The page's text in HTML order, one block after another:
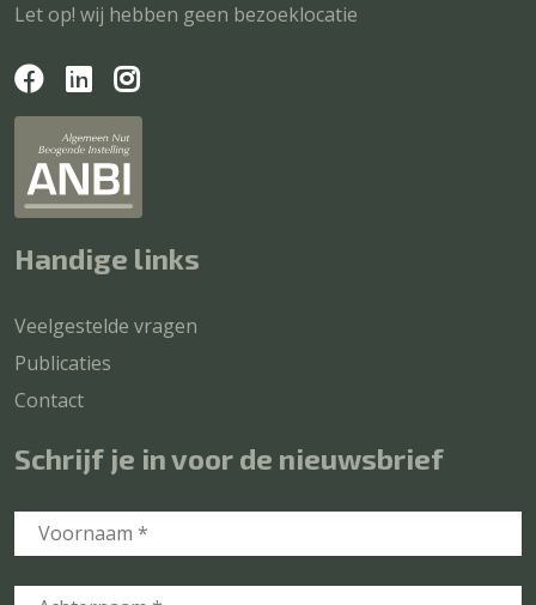
Let op! wij hebben geen bezoeklocatie
Handige links
Veelgestelde vragen
Publicaties
Contact
Schrijf je in voor de nieuwsbrief